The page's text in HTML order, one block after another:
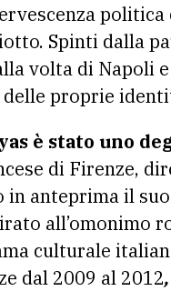
Spinti dalla
volta di Napoli
proprie
è stato uno
di Firenze,
in anteprima il
all’omonimo
culturale
dal 2009 al 2012,